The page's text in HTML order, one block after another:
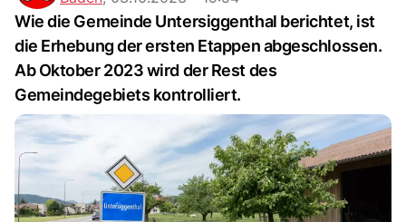
Wie die Gemeinde Untersiggenthal berichtet, ist
die Erhebung der ersten Etappen abgeschlossen.
Ab Oktober 2023 wird der Rest des
Gemeindegebiets kontrolliert.